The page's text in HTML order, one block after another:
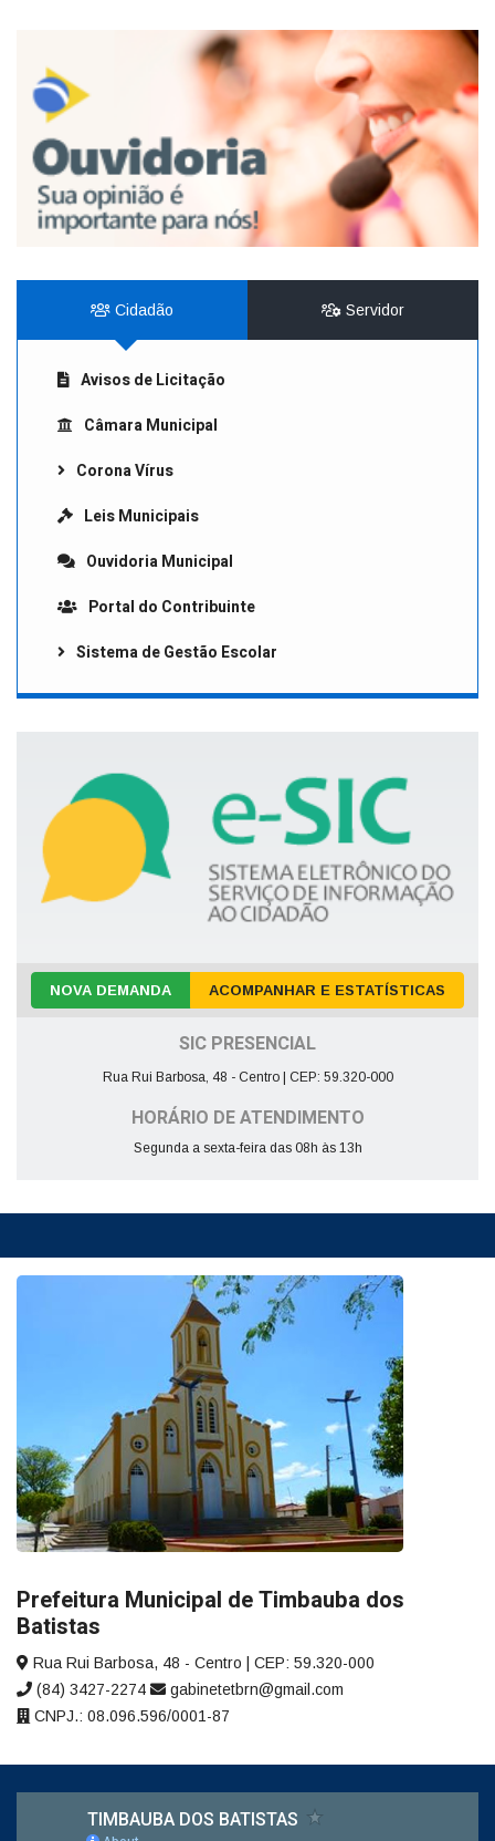
Cidadão Servidor
Avisos de Licitação
Câmara Municipal
Corona Vírus
Leis Municipais
Ouvidoria Municipal
Portal do Contribuinte
Sistema de Gestão Escolar
NOVA DEMANDA ACOMPANHAR E ESTATÍSTICAS
SIC PRESENCIAL
Rua Rui Barbosa, 48 - Centro | CEP: 59.320-000
HORÁRIO DE ATENDIMENTO
Segunda a sexta-feira das 08h às 13h
Prefeitura Municipal de Timbauba dos
Batistas
Rua Rui Barbosa, 48 - Centro | CEP: 59.320-000
(84) 3427-2274
gabinetetbrn@gmail.com
CNPJ.: 08.096.596/0001-87